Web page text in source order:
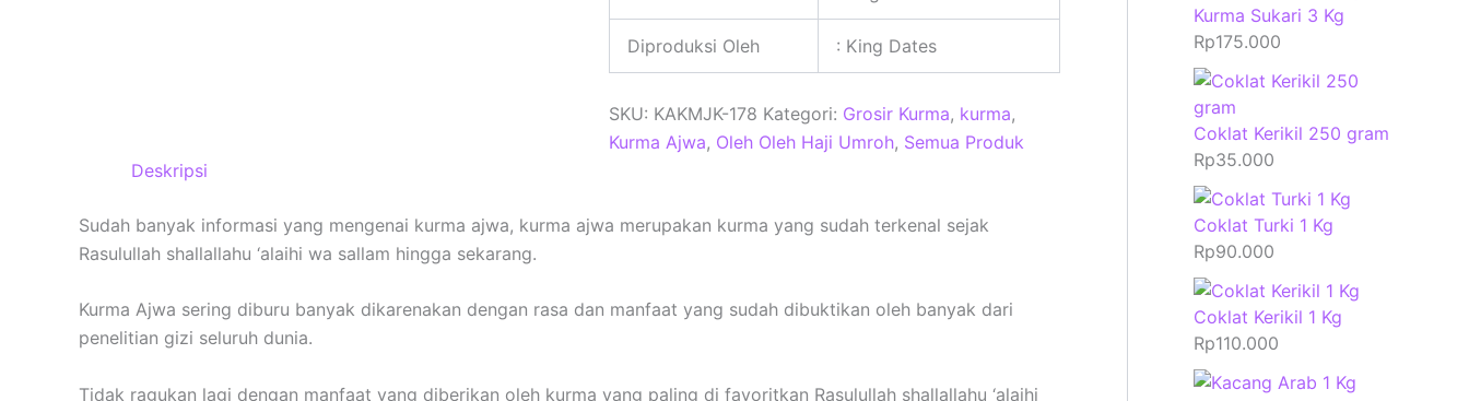
Diproduksi Oleh : King Dates
SKU: KAKMJK-178 Kategori: Grosir Kurma, kurma,
Kurma Ajwa, Oleh Oleh Haji Umroh, Semua Produk
Deskripsi
Sudah banyak informasi yang mengenai kurma ajwa, kurma ajwa merupakan kurma yang sudah terkenal sejak
Rasulullah shallallahu ‘alaihi wa sallam hingga sekarang.
Kurma Ajwa sering diburu banyak dikarenakan dengan rasa dan manfaat yang sudah dibuktikan oleh banyak dari
penelitian gizi seluruh dunia.
Tidak ragukan lagi dengan manfaat yang diberikan oleh kurma yang paling di favoritkan Rasulullah shallallahu ‘alaihi
Kurma Sukari 3 Kg
Rp175.000
Coklat Kerikil 250 gram
Rp35.000
Coklat Turki 1 Kg
Rp90.000
Coklat Kerikil 1 Kg
Rp110.000